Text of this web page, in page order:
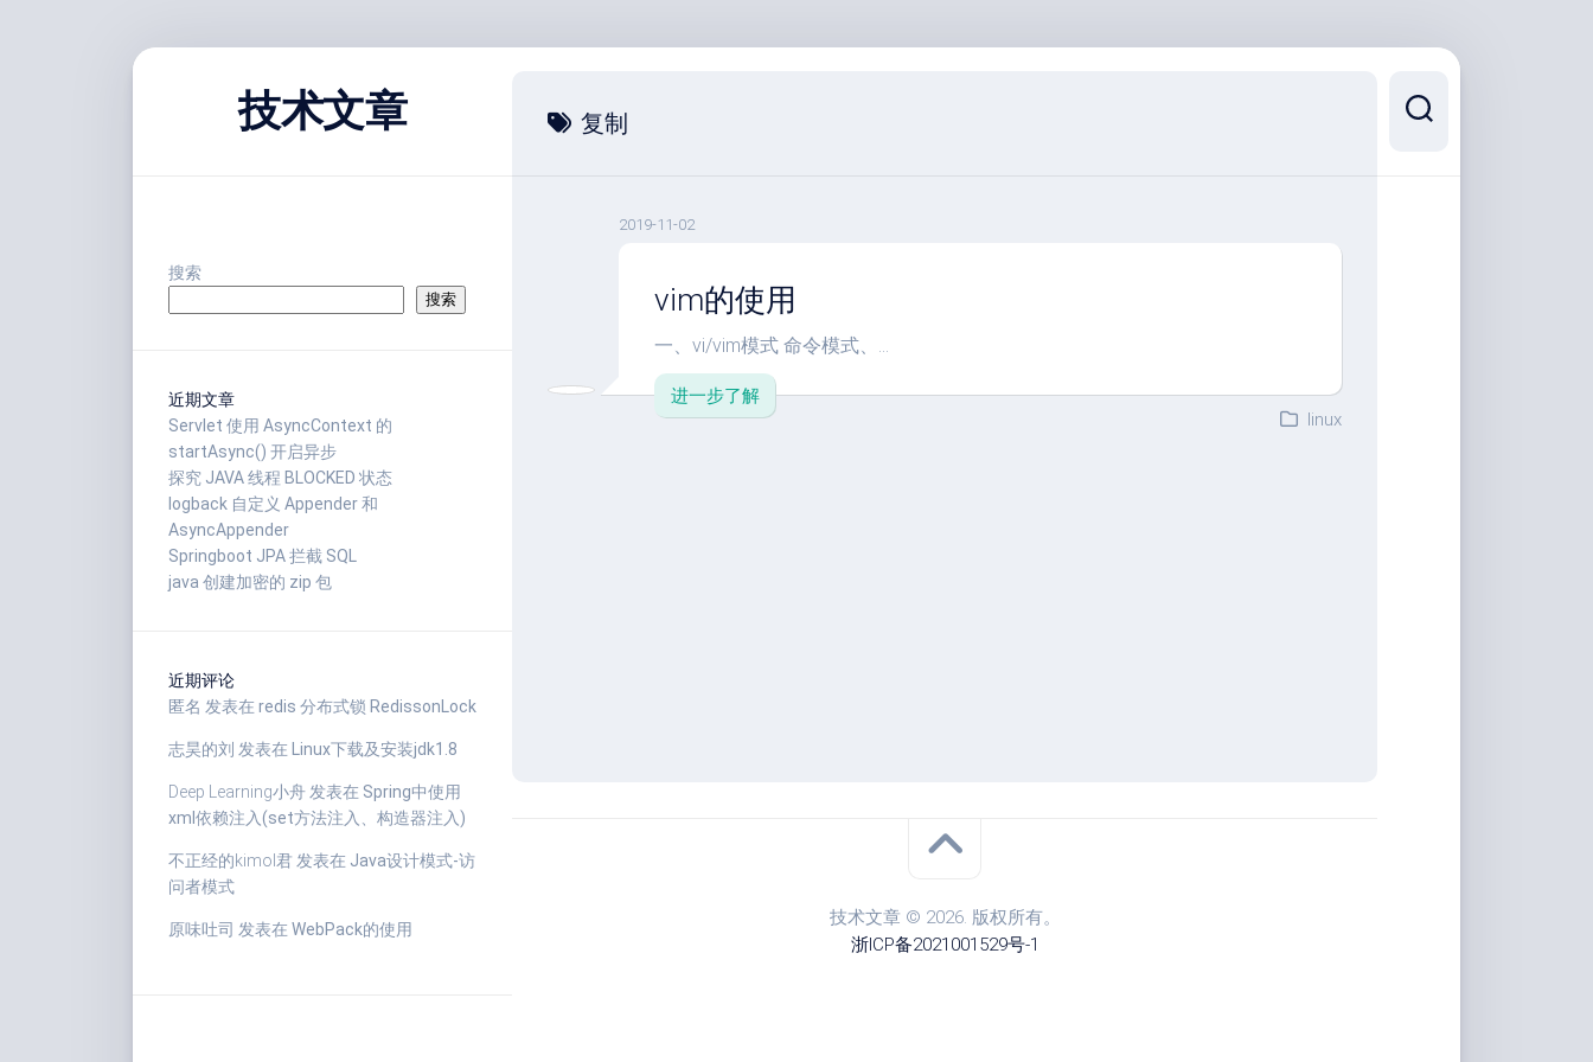
技术文章
搜索
搜索
近期文章
Servlet 使用 AsyncContext 的
startAsync() 开启异步
探究 JAVA 线程 BLOCKED 状态
logback 自定义 Appender 和
AsyncAppender
Springboot JPA 拦截 SQL
java 创建加密的 zip 包
近期评论
匿名 发表在 redis 分布式锁 RedissonLock
志昊的刘 发表在 Linux下载及安装jdk1.8
Deep Learning小舟 发表在 Spring中使用
xml依赖注入(set方法注入、构造器注入)
不正经的kimol君 发表在 Java设计模式-访
问者模式
原味吐司 发表在 WebPack的使用
复制
2019-11-02
vim的使用
一、vi/vim模式 命令模式、...
进一步了解
linux
技术文章 © 2026. 版权所有。
浙ICP备2021001529号-1